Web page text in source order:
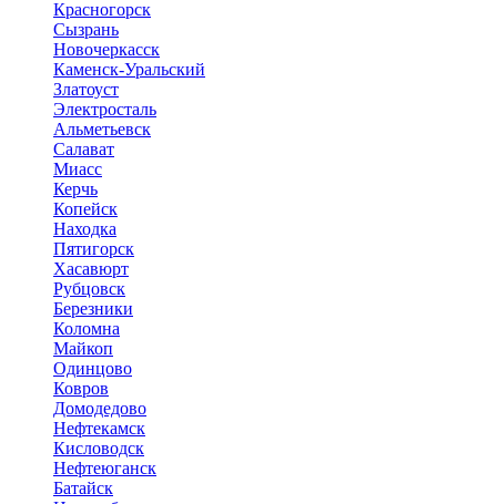
Красногорск
Сызрань
Новочеркасск
Каменск-Уральский
Златоуст
Электросталь
Альметьевск
Салават
Миасс
Керчь
Копейск
Находка
Пятигорск
Хасавюрт
Рубцовск
Березники
Коломна
Майкоп
Одинцово
Ковров
Домодедово
Нефтекамск
Кисловодск
Нефтеюганск
Батайск